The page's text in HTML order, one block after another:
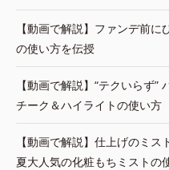
【動画で解説】ファンデ前
の使い方を伝授
【動画で解説】“テクいらず”
チーク＆ハイライトの使い方
【動画で解説】仕上げのミ
夏大人気の化粧もちミストの